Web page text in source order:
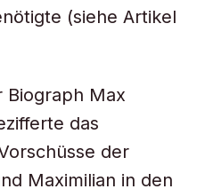
(siehe Artikel
Biograph Max
das
der
Maximilian in den